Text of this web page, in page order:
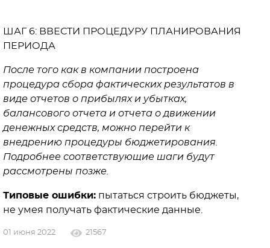
ШАГ 6: ВВЕСТИ ПРОЦЕДУРУ ПЛАНИРОВАНИЯ
ПЕРИОДА
После того как в компании построена
процедура сбора фактических результатов в
виде отчетов о прибылях и убытках,
балансового отчета и отчета о движении
денежных средств, можно перейти к
внедрению процедуры бюджетирования.
Подробнее соответствующие шаги будут
рассмотрены позже.
Типовые ошибки: пытаться строить бюджеты,
не умея получать фактические данные.
01 июня 2022 21567